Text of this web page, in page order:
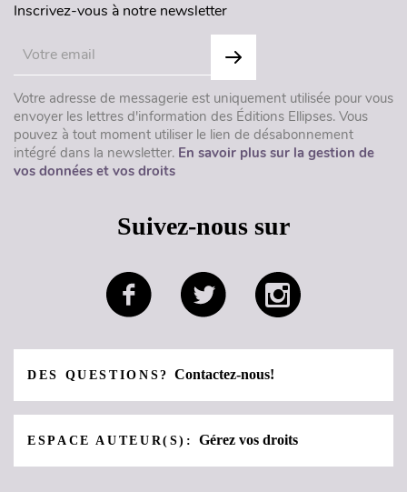
Inscrivez-vous à notre newsletter
Votre adresse de messagerie est uniquement utilisée pour vous
envoyer les lettres d'information des Éditions Ellipses. Vous
pouvez à tout moment utiliser le lien de désabonnement
intégré dans la newsletter. En savoir plus sur la gestion de
vos données et vos droits
Suivez-nous sur
DES QUESTIONS?Contactez-nous!
ESPACE AUTEUR(S):Gérez vos droits